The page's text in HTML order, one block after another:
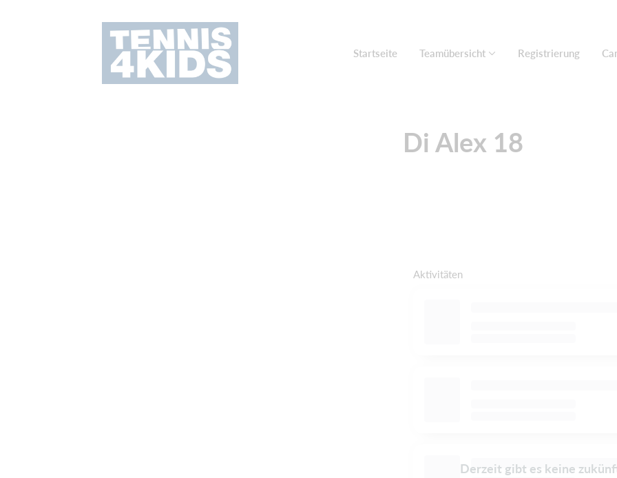
Startseite Teamübersicht Registrierung
Di Alex 18
Aktivitäten
Derzeit gibt es keine